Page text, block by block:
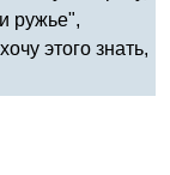
ружье",
этого знать,